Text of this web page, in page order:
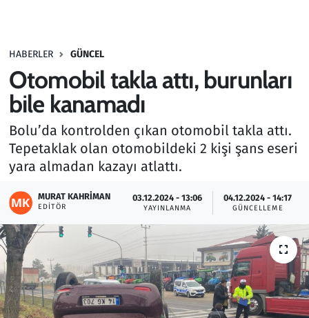
HABERLER GÜNCEL
Otomobil takla attı, burunları
bile kanamadı
Bolu’da kontrolden çıkan otomobil takla attı.
Tepetaklak olan otomobildeki 2 kişi şans eseri
yara almadan kazayı atlattı.
MURAT KAHRIMAN
EDITÖR
03.12.2024 - 13:06
YAYINLANMA
04.12.2024 - 14:17
GÜNCELLEME
Haber
Kültür Sanat
Kurumsal Haberler
Lezzet Durağı
Memur ve Kamu
Otomobil
Oyun
Ramazan